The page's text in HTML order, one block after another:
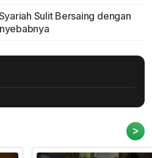
Sulit Bersaing dengan
>